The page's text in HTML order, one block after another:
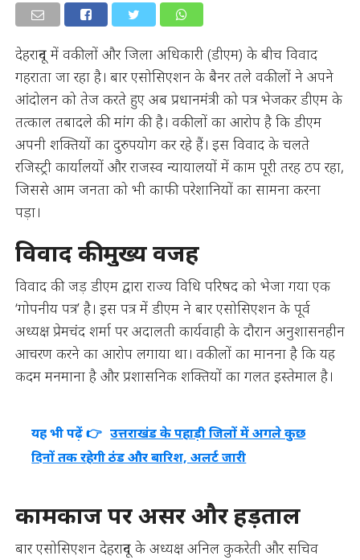
देहरादून में वकीलों और जिला अधिकारी (डीएम) के बीच विवाद
गहराता जा रहा है। बार एसोसिएशन के बैनर तले वकीलों ने अपने
आंदोलन को तेज करते हुए अब प्रधानमंत्री को पत्र भेजकर डीएम के
तत्काल तबादले की मांग की है। वकीलों का आरोप है कि डीएम
अपनी शक्तियों का दुरुपयोग कर रहे हैं। इस विवाद के चलते
रजिस्ट्री कार्यालयों और राजस्व न्यायालयों में काम पूरी तरह ठप रहा,
जिससे आम जनता को भी काफी परेशानियों का सामना करना
पड़ा।
विवाद की मुख्य वजह
विवाद की जड़ डीएम द्वारा राज्य विधि परिषद को भेजा गया एक
‘गोपनीय पत्र’ है। इस पत्र में डीएम ने बार एसोसिएशन के पूर्व
अध्यक्ष प्रेमचंद शर्मा पर अदालती कार्यवाही के दौरान अनुशासनहीन
आचरण करने का आरोप लगाया था। वकीलों का मानना है कि यह
कदम मनमाना है और प्रशासनिक शक्तियों का गलत इस्तेमाल है।
यह भी पढ़ें 👉 उत्तराखंड के पहाड़ी जिलों में अगले कुछ
दिनों तक रहेगी ठंड और बारिश, अलर्ट जारी
कामकाज पर असर और हड़ताल
बार एसोसिएशन देहरादून के अध्यक्ष अनिल कुकरेती और सचिव